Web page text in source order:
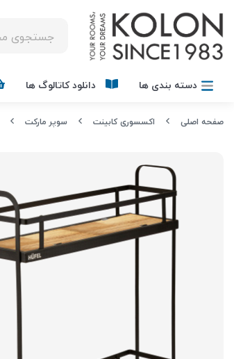
دسته بندی ها دانلود کاتالوگ ها
صفحه اصلی اکسسوری کابینت سوپر مارکت